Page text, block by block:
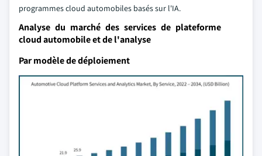
programmes cloud automobiles basés sur l'IA.
Analyse du marché des services de plateforme
cloud automobile et de l'analyse
Par modèle de déploiement